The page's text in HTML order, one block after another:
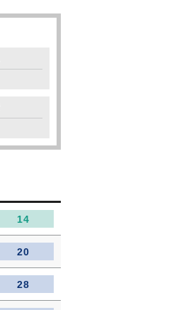
14
20
28